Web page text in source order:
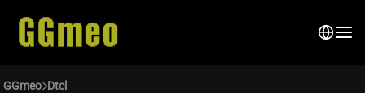
GGmeo Dtcl